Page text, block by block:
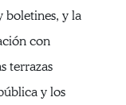
boletines, y la
con
terrazas
y los